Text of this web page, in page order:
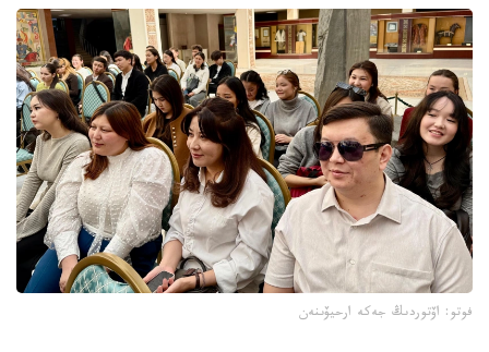
فوتو: اۆتوردىڭ جەكە ارحيۆىنەن